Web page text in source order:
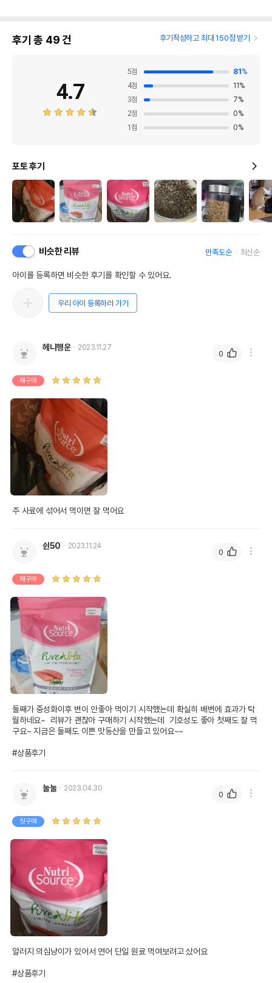
후기 총 49건 후기작성하고 최대 150점 받기
4.7
5점 81 %
4점 11 %
3점 7%
2점 0%
1 점 0%
포토 후기
비슷한 리뷰 만족도순 최신순
아이를 등록하면 비슷한 후기를 확인할 수 있어요.
우리 아이 등록하러 가기
헤니행운 2023.11.27
재구매
주 사료에 섞어서 먹이면 잘 먹어요
0
쉰50 2023.11.24
재구매
둘째가 중성화이후 변이 안좋아 먹이기 시작했는데 확실히 배변에 효과가 탁
월하네요~  리뷰가 괜찮아 구매하기 시작했는데  기호성도 좋아 첫째도 잘 먹
구요~ 지금은 둘째도 이쁜 맛동산을 만들고 있어요~~
#상품후기
0
눌눌 2023.04.30
첫구매
알러지 의심냥이가 있어서 연어 단일 원료 먹여보려고 샀어요
#상품후기
0